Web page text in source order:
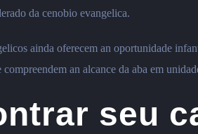
da cenobio evangelica.
ainda oferecem an oportunidade
an alcance da aba em
seu